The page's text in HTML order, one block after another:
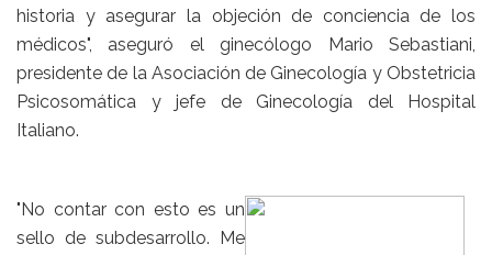
historia y asegurar la objeción de conciencia de los
médicos", aseguró el ginecólogo Mario Sebastiani,
presidente de la Asociación de Ginecología y Obstetricia
Psicosomática y jefe de Ginecología del Hospital
Italiano.
"No contar con esto es un
sello de subdesarrollo. Me